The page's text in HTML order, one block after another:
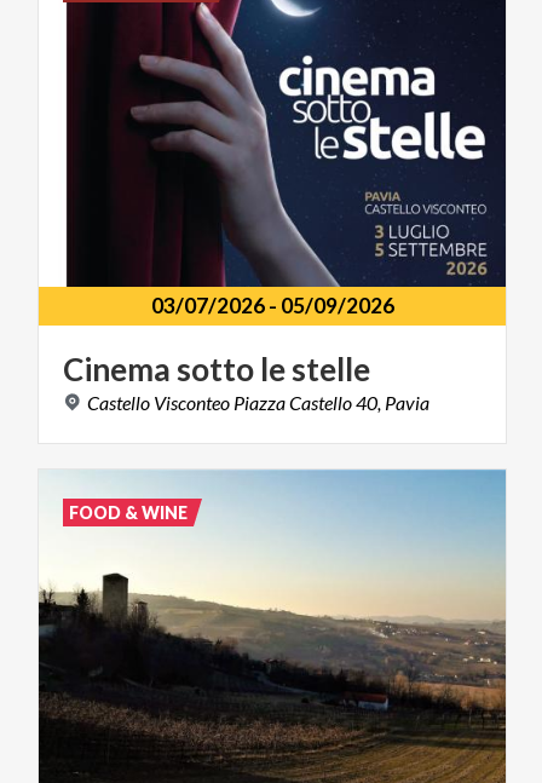
03/07/2026- 05/09/2026
Cinema sotto lestelle
Castello Visconteo PiazzaCastello40, Pavia
FOOD & WINE